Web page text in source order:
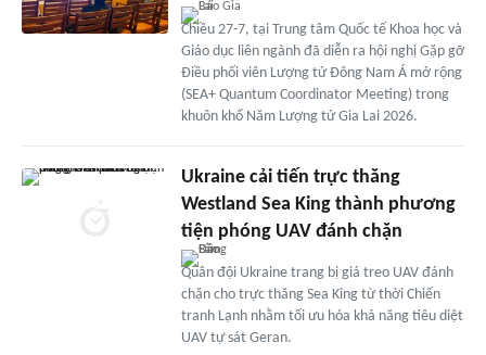
Chiều 27-7, tại Trung tâm Quốc tế Khoa học và
Giáo dục liên ngành đã diễn ra hội nghị Gặp gỡ
Điều phối viên Lượng tử Đông Nam Á mở rộng
(SEA+ Quantum Coordinator Meeting) trong
khuôn khổ Năm Lượng tử Gia Lai 2026.
Ukraine cải tiến trực thăng
Westland Sea King thành phương
tiện phóng UAV đánh chặn
Quân đội Ukraine trang bị giá treo UAV đánh
chặn cho trực thăng Sea King từ thời Chiến
tranh Lạnh nhằm tối ưu hóa khả năng tiêu diệt
UAV tự sát Geran.